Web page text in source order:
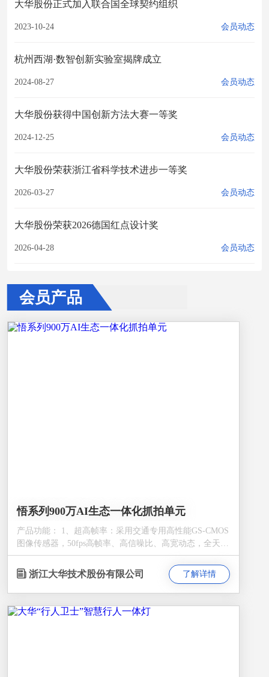
大华股份正式加入联合国全球契约组织
2023-10-24 会员动态
杭州西湖·数智创新实验室揭牌成立
2024-08-27 会员动态
大华股份获得中国创新方法大赛一等奖
2024-12-25 会员动态
大华股份荣获浙江省科学技术进步一等奖
2026-03-27 会员动态
大华股份荣获2026德国红点设计奖
2026-04-28 会员动态
会员产品
悟系列900万AI生态一体化抓拍单元
产品功能： 1、超高帧率：采用交通专用高性能GS-CMOS
图像传感器，50fps高帧率、高信噪比、高宽动态，全天候
呈现逼真场景图像； 2、全结构化：采用高性能AI处理
器，加载深度学习算法，支持多目标混合场景应用，实时
提取机动车、非机动车、人体、人脸数十种全结构化信
息，为业务快速决策提供全方位的特征数据； 3、一机并
用：支持一机并用，集卡口电警数十种违法抓拍业务、交
通信息采集、事件检测于一体，适用于多种道路场景；
浙江大华技术股份有限公司 了解详情